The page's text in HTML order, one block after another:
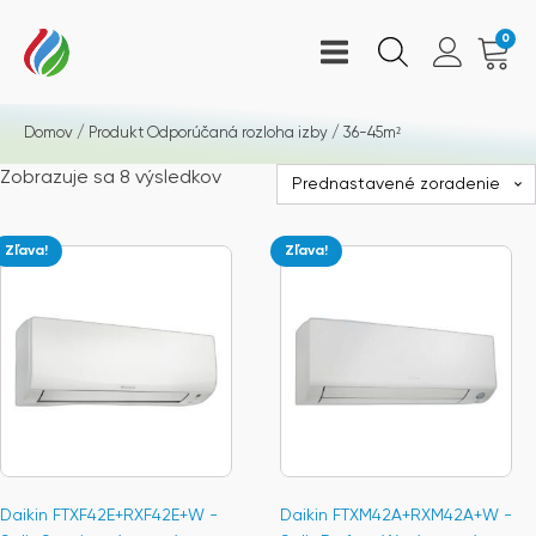
0
Domov / Produkt Odporúčaná rozloha izby / 36-45m²
Zobrazuje sa 8 výsledkov
Zľava!
Daikin FTXF42E+RXF42E+W -
Zľava!
Daikin FTXM42A+RXM42A+W -